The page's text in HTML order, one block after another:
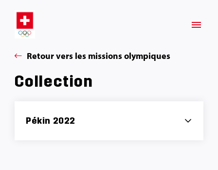
Retour vers les missions olympiques
Collection
Pékin 2022